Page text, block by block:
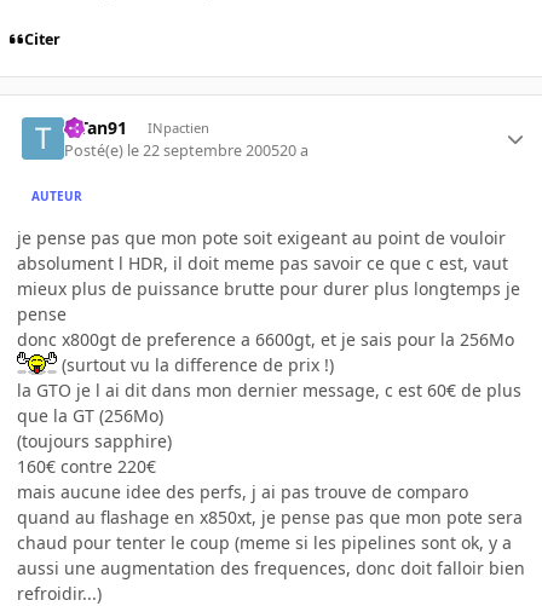
Citer
TiTan91 INpactien
Posté(e) le 22 septembre 200520 a
AUTEUR
je pense pas que mon pote soit exigeant au point de vouloir
absolument l HDR, il doit meme pas savoir ce que c est, vaut
mieux plus de puissance brutte pour durer plus longtemps je
pense
donc x800gt de preference a 6600gt, et je sais pour la 256Mo
(surtout vu la difference de prix !)
la GTO je l ai dit dans mon dernier message, c est 60€ de plus
que la GT (256Mo)
(toujours sapphire)
160€ contre 220€
mais aucune idee des perfs, j ai pas trouve de comparo
quand au flashage en x850xt, je pense pas que mon pote sera
chaud pour tenter le coup (meme si les pipelines sont ok, y a
aussi une augmentation des frequences, donc doit falloir bien
refroidir...)